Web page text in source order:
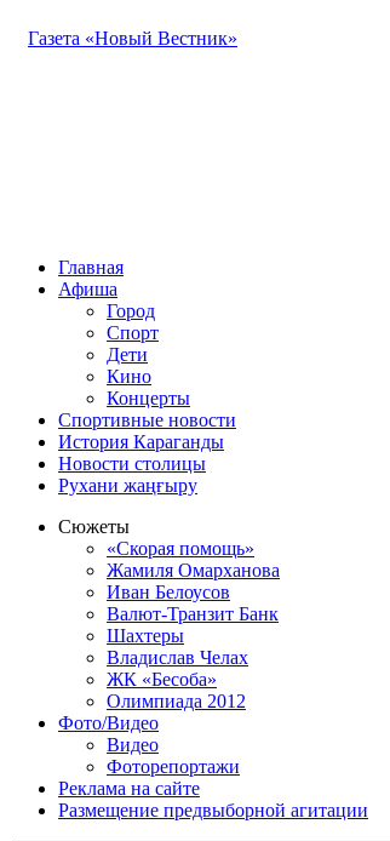
Газета «Новый Вестник»
Главная
Афиша
Город
Спорт
Дети
Кино
Концерты
Спортивные новости
История Караганды
Новости столицы
Рухани жаңғыру
Сюжеты
«Скорая помощь»
Жамиля Омарханова
Иван Белоусов
Валют-Транзит Банк
Шахтеры
Владислав Челах
ЖК «Бесоба»
Олимпиада 2012
Фото/Видео
Видео
Фоторепортажи
Реклама на сайте
Размещение предвыборной агитации